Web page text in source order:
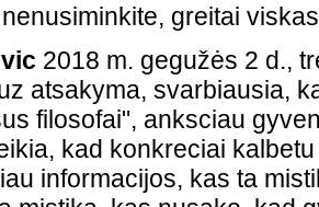
greitai
2018 m. gegužės 2 d.,
atsakyma, svarbiausia,
filosofai", anksciau
kad konkreciai
informacijos, kas ta